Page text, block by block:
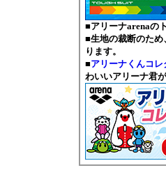
■アリーナarenaの
■生地の裁断のた
ります。
■アリーナくんコレ
わいいアリーナ君